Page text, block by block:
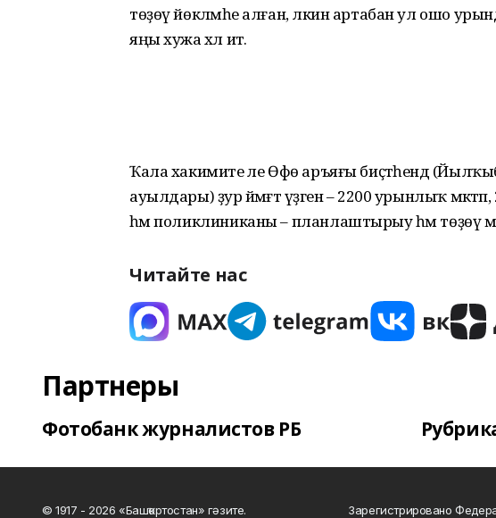
төҙөү йөкләмәһе алған, ләкин артабан ул ошо
яңы хужа хәл итә.
Ҡала хакимиәте әле Өфө аръяғы биҫтәһендә
ауылдары) ҙур йәмәғәт үҙәген – 2200 урынлыҡ
һәм поликлиниканы – планлаштырыу һәм төҙөү
Читайте нас
Партнеры
Фотобанк журналистов РБ
© 1917 - 2026 «Башҡортостан» гәзите. Зарегистрировано